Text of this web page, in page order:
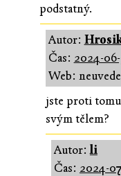
podstatný.
Autor:
Čas: 2024-
Web:
jste proti
svým tělem?
Autor:li
Čas: 2024-